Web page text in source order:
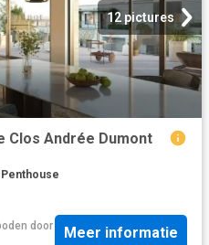
12 pictures
Clos Andrée Dumont
Penthouse
door
Meer informatie